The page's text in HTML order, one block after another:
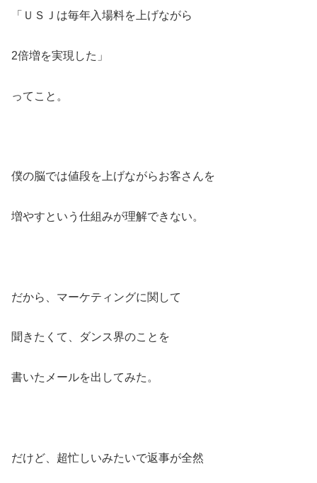
「ＵＳＪは毎年入場料を上げながら
2倍増を実現した」
ってこと。
僕の脳では値段を上げながらお客さんを
増やすという仕組みが理解できない。
だから、マーケティングに関して
聞きたくて、ダンス界のことを
書いたメールを出してみた。
だけど、超忙しいみたいで返事が全然